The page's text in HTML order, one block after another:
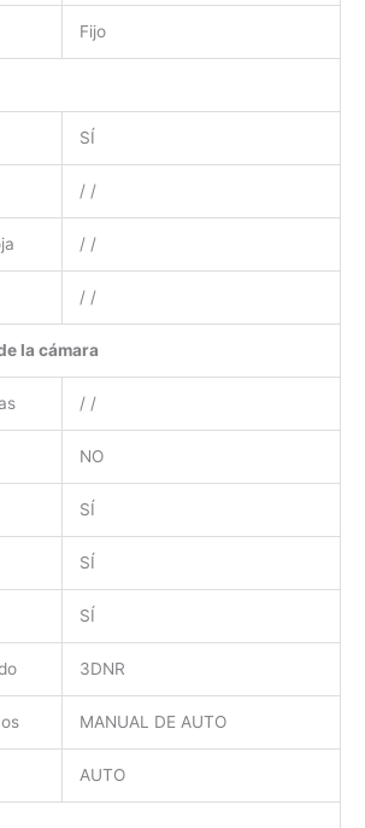
Fijo
SÍ
/ /
/ /
/ /
la cámara
/ /
NO
SÍ
SÍ
SÍ
3DNR
MANUAL DE AUTO
AUTO